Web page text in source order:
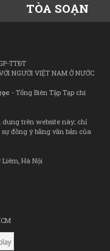
TÒA SOẠN
TTĐT
NGƯỜI VIỆT NAM Ở NƯỚC
- Tổng Biên Tập Tạp chí
trên website này; chỉ
đồng ý bằng văn bản của
Liêm, Hà Nội